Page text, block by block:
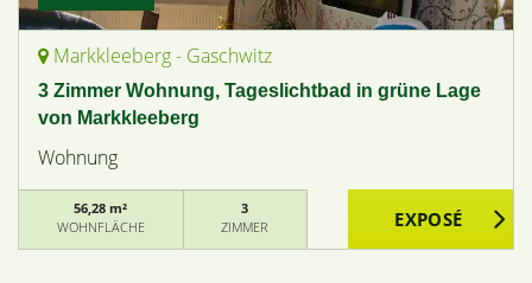
Markkleeberg - Gaschwitz
3 Zimmer Wohnung, Tageslichtbad in grüne Lage
von Markkleeberg
Wohnung
56,28 m²
WOHNFLÄCHE
3
ZIMMER